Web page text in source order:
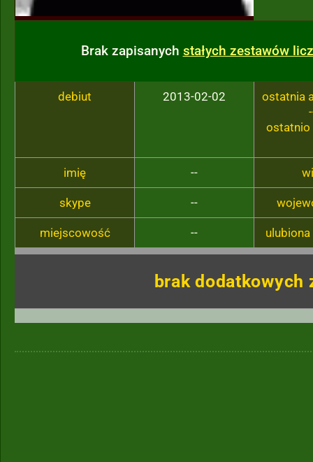
Brak zapisanych stałych zestawów
debiut 2013-02-02
ostatnia
ostatnio
imię --
skype --
miejscowość --
brak dodatkowych